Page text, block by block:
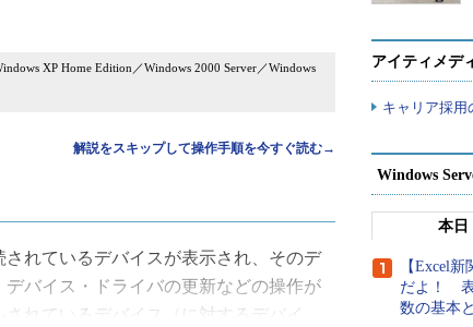
XP Home Edition／Windows 2000 Server／Windows
解説をスキップして操作手順を今すぐ読む→
れているデバイスが表示され、そのデ
バイス・ドライバの更新などの操作が
れているデバイス（に対するデバイ
アイティメデ
キャリア採用
Windows
本日
【Excel
だよ！ 表
数の基本